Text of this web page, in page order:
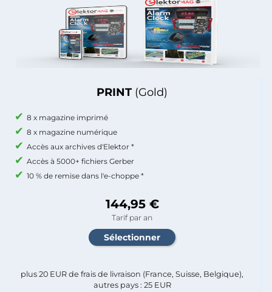
PRINT (Gold)
8 x magazine imprimé
8 x magazine numérique
Accès aux archives d'Elektor *
Accès à 5000+ fichiers Gerber
10 % de remise dans l'e-choppe *
144,95 €
Tarif par an
plus 20 EUR de frais de livraison (France, Suisse, Belgique),
autres pays : 25 EUR